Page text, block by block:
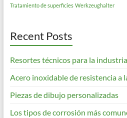
Tratamiento de superficies Werkzeughalter
Recent Posts
Resortes técnicos para la
Acero inoxidable de resistencia a
Piezas de dibujo personalizadas
Los tipos de corrosión más